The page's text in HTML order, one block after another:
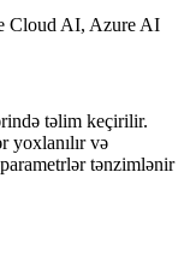
Cloud AI, Azure AI
təlim keçirilir.
yoxlanılır və
parametrlər tənzimlənir